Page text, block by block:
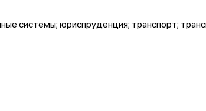
системы; юриспруденция; транспорт;